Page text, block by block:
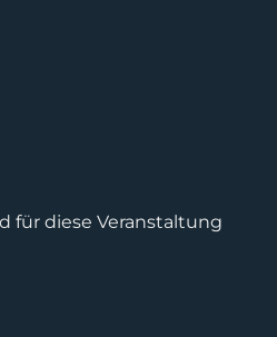
für diese Veranstaltung